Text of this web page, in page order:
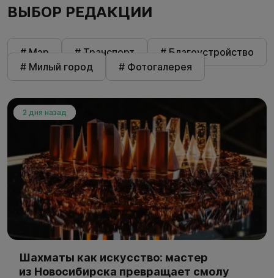
ВЫБОР РЕДАКЦИИ
# Мэр # Транспорт
# Благоустройство
# Милый город
# Фотогалерея
2 дня назад
Шахматы как искусство: мастер
из Новосибирска превращает смолу